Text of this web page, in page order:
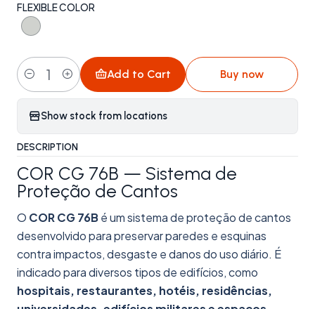
FLEXIBLE COLOR
Quantity
Add to Cart Buy now
Show stock from locations
DESCRIPTION
COR CG 76B — Sistema de
Proteção de Cantos
O CORCG 76Bé um sistema de proteção de cantos
desenvolvido para preservar paredes e esquinas
contra impactos, desgaste e danos do uso diário. É
indicado para diversos tipos de edifícios, como
hospitais, restaurantes, hotéis, residências,